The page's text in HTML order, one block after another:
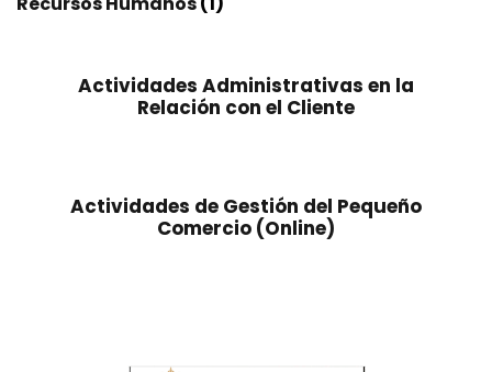
Actividades Administrativas en la
Relación con el Cliente
Actividades de Gestión del Pequeño
Comercio (Online)